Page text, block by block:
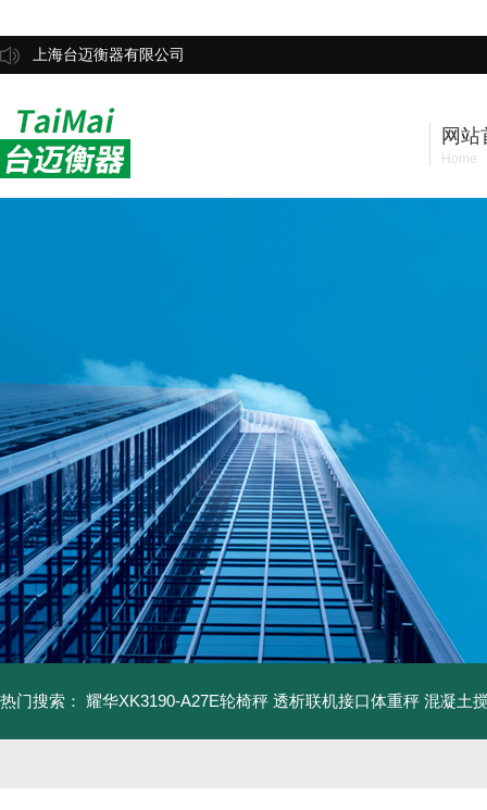
上海台迈衡器有限公司
网站
Home
热门搜索： 耀华XK3190-A27E轮椅秤 透析联机接口体重秤 混凝土